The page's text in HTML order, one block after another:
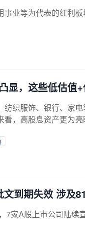
事业等为代表的红利
显，这些低估值
纺织服饰、银行、家
看，高股息资产更为
到期失效 涉及
7家A股上市公司陆续